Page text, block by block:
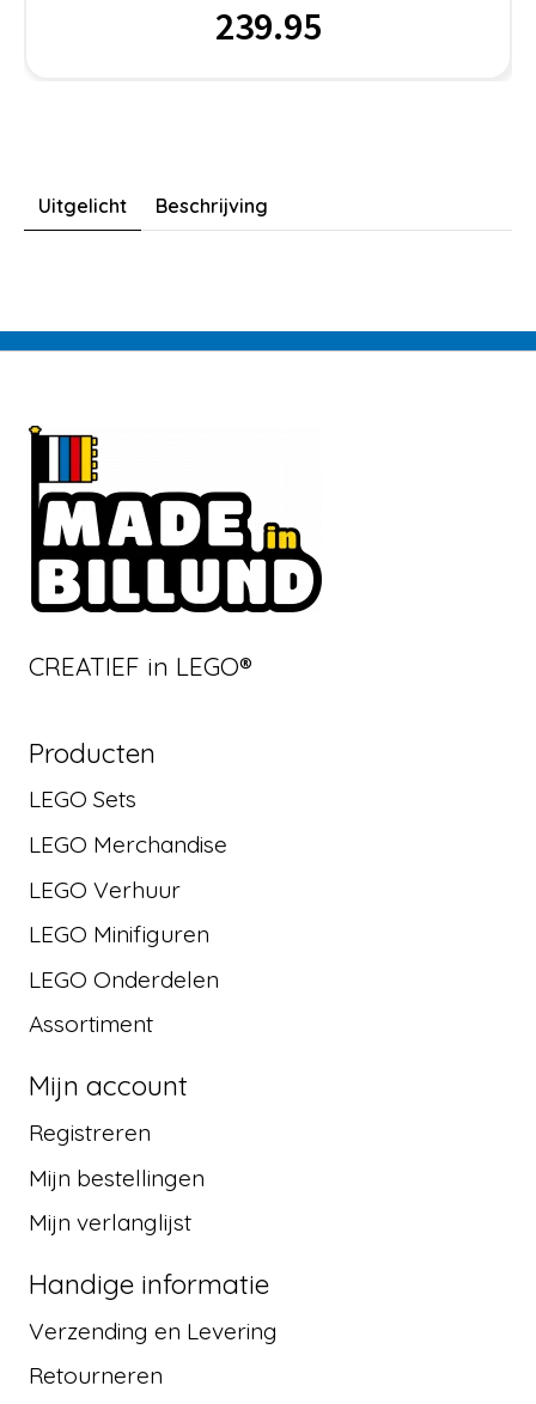
239.95
Uitgelicht Beschrijving
CREATIEF in LEGO®
Producten
LEGO Sets
LEGO Merchandise
LEGO Verhuur
LEGO Minifiguren
LEGO Onderdelen
Assortiment
Mijn account
Registreren
Mijn bestellingen
Mijn verlanglijst
Handige informatie
Verzending en Levering
Retourneren